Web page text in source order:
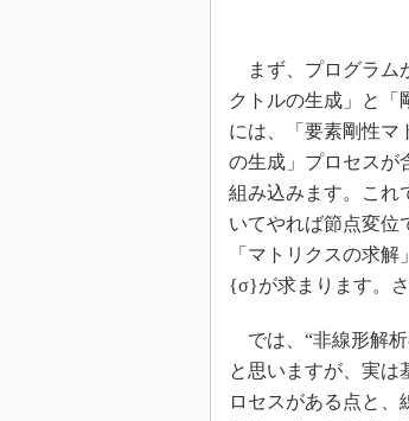
まず、プログラム
クトルの生成」と「
には、「要素剛性マ
の生成」プロセスが
組み込みます。こ
いてやれば節点変位
「マトリクスの求
{σ}が求まります。
では、“非線形解
と思いますが、実は
ロセスがある点と、